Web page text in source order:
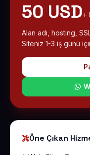
50 USD+
Alan adı, hosting,
Siteniz 1-3 iş günü
Öne Çıkan